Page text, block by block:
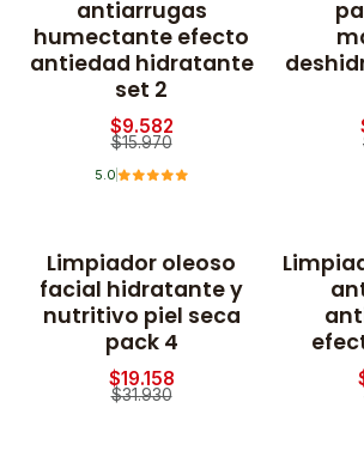
antiarrugas
humectante efecto
antiedad hidratante
set 2
$9.582
$15.970
5.0
-40% OFF
Limpiador oleoso
facial hidratante y
nutritivo piel seca
pack 4
$19.158
$31.930
-40%